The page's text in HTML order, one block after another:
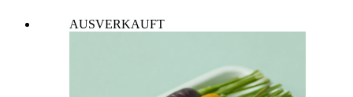
AUSVERKAUFT